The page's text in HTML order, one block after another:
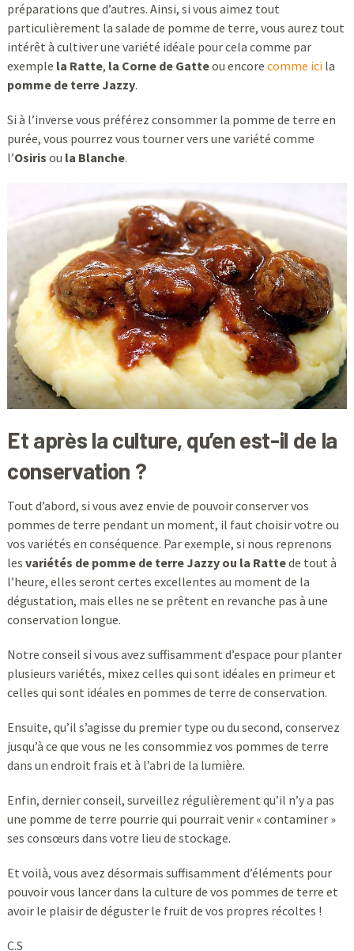
préparations que d’autres. Ainsi, si vous aimez tout
particulièrement la salade de pomme de terre, vous aurez tout
intérêt à cultiver une variété idéale pour cela comme par
exemple la Ratte, la Corne de Gatteou encore comme ici la
pomme de terre Jazzy.
Si à l’inverse vous préférez consommer la pomme de terre en
purée, vous pourrez vous tourner vers une variété comme
l’Osiris ou la Blanche.
Et après la culture, qu’en est-il de la
conservation ?
Tout d’abord, si vous avez envie de pouvoir conserver vos
pommes de terre pendant un moment, il faut choisir votre ou
vos variétés en conséquence. Par exemple, si nous reprenons
les variétés de pomme de terre Jazzy ou la Rattede tout à
l’heure, elles seront certes excellentes au moment de la
dégustation, mais elles ne se prêtent en revanche pas à une
conservation longue.
Notre conseil si vous avez suffisamment d’espace pour planter
plusieurs variétés, mixez celles qui sont idéales en primeur et
celles qui sont idéales en pommes de terre de conservation.
Ensuite, qu’il s’agisse du premier type ou du second, conservez
jusqu’à ce que vous ne les consommiez vos pommes de terre
dans un endroit frais et à l’abri de la lumière.
Enfin, dernier conseil, surveillez régulièrement qu’il n’y a pas
une pomme de terre pourrie qui pourrait venir « contaminer »
ses consœurs dans votre lieu de stockage.
Et voilà, vous avez désormais suffisamment d’éléments pour
pouvoir vous lancer dans la culture de vos pommes de terre et
avoir le plaisir de déguster le fruit de vos propres récoltes !
C.S